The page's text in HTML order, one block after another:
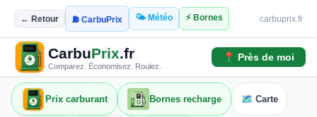
← Retour ⛽ CarbuPrix 🌤️ Météo ⚡ Bornes carbuprix.fr
CarbuPrix.fr
Comparez. Économisez. Roulez.
📍 Près de moi
Prix carburant Bornes recharge 🗺️ Carte